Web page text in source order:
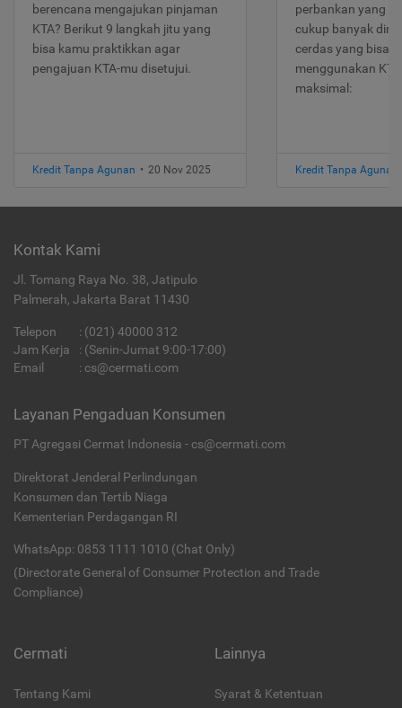
berencana mengajukan pinjaman
KTA? Berikut 9 langkah jitu yang
bisa kamu praktikkan agar
pengajuan KTA-mu disetujui.
Kredit Tanpa Agunan • 20 Nov 2025
perbankan yang
cukup banyak
cerdas yang bisa
menggunakan
maksimal:
Kredit Tanpa Agunan
Kontak Kami
Jl. Tomang Raya No. 38, Jatipulo
Palmerah, Jakarta Barat 11430
Telepon : (021) 40000 312
Jam Kerja
: (Senin-Jumat 9:00-17:00)
Email
: cs@cermati.com
Layanan Pengaduan Konsumen
PT Agregasi Cermat Indonesia - cs@cermati.com
Direktorat Jenderal Perlindungan
Konsumen dan Tertib Niaga
Kementerian Perdagangan RI
WhatsApp: 0853 1111 1010 (Chat Only)
(Directorate General of Consumer Protection and Trade
Compliance)
Cermati
Tentang Kami
Lainnya
Syarat & Ketentuan